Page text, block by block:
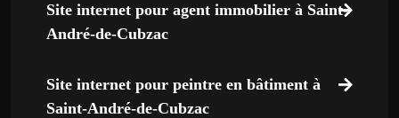
Site internet pour agent immobilier à Saint-
André-de-Cubzac
Site internet pour peintre en bâtiment à
Saint-André-de-Cubzac